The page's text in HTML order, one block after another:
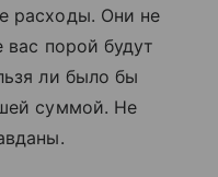
расходы. Они не
порой будут
ли было бы
суммой. Не